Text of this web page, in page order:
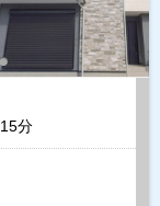
15分